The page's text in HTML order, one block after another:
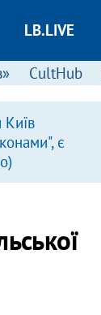
LB.LIVE
CultHub
Київ
є